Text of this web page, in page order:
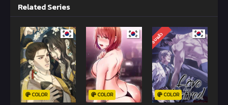
7 พฤษภาคม 2022
Chapter 6
7 พฤษภาคม 2022
Chapter 5
7 พฤษภาคม 2022
Chapter 4
7 พฤษภาคม 2022
Chapter 3
7 พฤษภาคม 2022
Chapter 2 Chapter 1
Related Series
COLOR COLOR
จบแล้ว
COLOR